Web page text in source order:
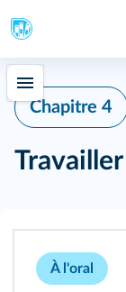
Chapitre 4
À l'oral